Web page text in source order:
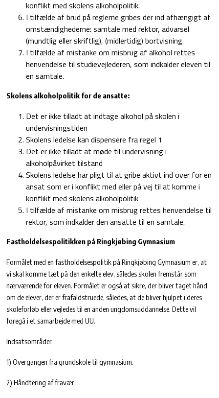
konflikt med skolens alkoholpolitik.
I tilfælde af brud på reglerne gribes der ind afhængigt af
omstændighederne: samtale med rektor, advarsel
(mundtlig eller skriftlig), (midlertidig) bortvisning.
I tilfælde af mistanke om misbrug af alkohol rettes
henvendelse til studievejlederen, som indkalder eleven til
en samtale.
Skolens alkoholpolitik for de ansatte:
Det er ikke tilladt at indtage alkohol på skolen i
undervisningstiden
Skolens ledelse kan dispensere fra regel 1
Det er ikke tilladt at møde til undervisning i
alkoholpåvirket tilstand
Skolens ledelse har pligt til at gribe aktivt ind over for en
ansat som er i konflikt med eller på vej til at komme i
konflikt med skolens alkoholpolitik
I tilfælde af mistanke om misbrug rettes henvendelse til
rektor, som indkalder den ansatte til en samtale.
Fastholdelsespolitikken på Ringkjøbing Gymnasium
Formålet med en fastholdelsespolitik på Ringkjøbing Gymnasium er, at
vi skal komme tæt på den enkelte elev, således skolen fremstår som
nærværende for eleven. Formålet er også at sikre, der bliver taget hånd
om de elever, der er frafaldstruede, således, at de bliver hjulpet i deres
skoleforløb eller vejledes til en anden ungdomsuddannelse. Dette vil
foregå i et samarbejde med UU.
Indsatsområder
1) Overgangen fra grundskole til gymnasium.
2) Håndtering af fravær.